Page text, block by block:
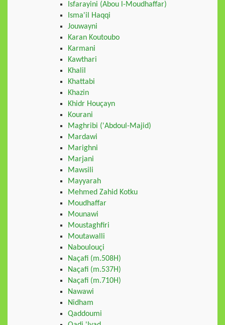
Isfarayini (Abou l-Moudhaffar)
Isma'il Haqqi
Jouwayni
Karan Koutoubo
Karmani
Kawthari
Khalil
Khattabi
Khazin
Khidr Houçayn
Kourani
Maghribi ('Abdoul-Majid)
Mardawi
Marighni
Marjani
Mawsili
Mayyarah
Mehmed Zahid Kotku
Moudhaffar
Mounawi
Moustaghfiri
Moutawalli
Naboulouçi
Naçafi (m.508H)
Naçafi (m.537H)
Naçafi (m.710H)
Nawawi
Nidham
Qaddoumi